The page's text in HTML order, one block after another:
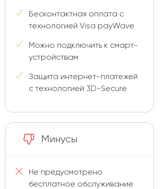
Бесконтактная оплата с
технологией Visa payWave
Можно подключить к смарт-
устройствам
Защита интернет-платежей
с технологией 3D-Secure
Минусы
Не предусмотрено
бесплатное обслуживание